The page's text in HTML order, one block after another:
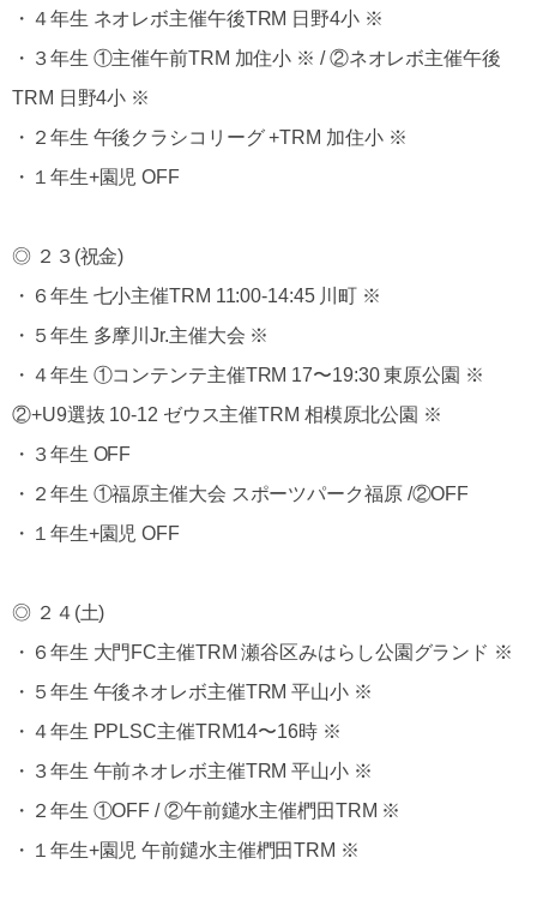
・４年生 ネオレボ主催午後TRM 日野4小 ※
・３年生 ①主催午前TRM 加住小 ※ / ②ネオレボ主催午後
TRM 日野4小 ※
・２年生 午後クラシコリーグ +TRM 加住小 ※
・１年生+園児 OFF
◎ ２３(祝金)
・６年生 七小主催TRM 11:00-14:45 川町 ※
・５年生 多摩川Jr.主催大会 ※
・４年生 ①コンテンテ主催TRM 17〜19:30 東原公園 ※
②+U9選抜 10-12 ゼウス主催TRM 相模原北公園 ※
・３年生 OFF
・２年生 ①福原主催大会 スポーツパーク福原 /②OFF
・１年生+園児 OFF
◎ ２４(土)
・６年生 大門FC主催TRM 瀬谷区みはらし公園グランド ※
・５年生 午後ネオレボ主催TRM 平山小 ※
・４年生 PPLSC主催TRM14〜16時 ※
・３年生 午前ネオレボ主催TRM 平山小 ※
・２年生 ①OFF / ②午前鑓水主催椚田TRM ※
・１年生+園児 午前鑓水主催椚田TRM ※